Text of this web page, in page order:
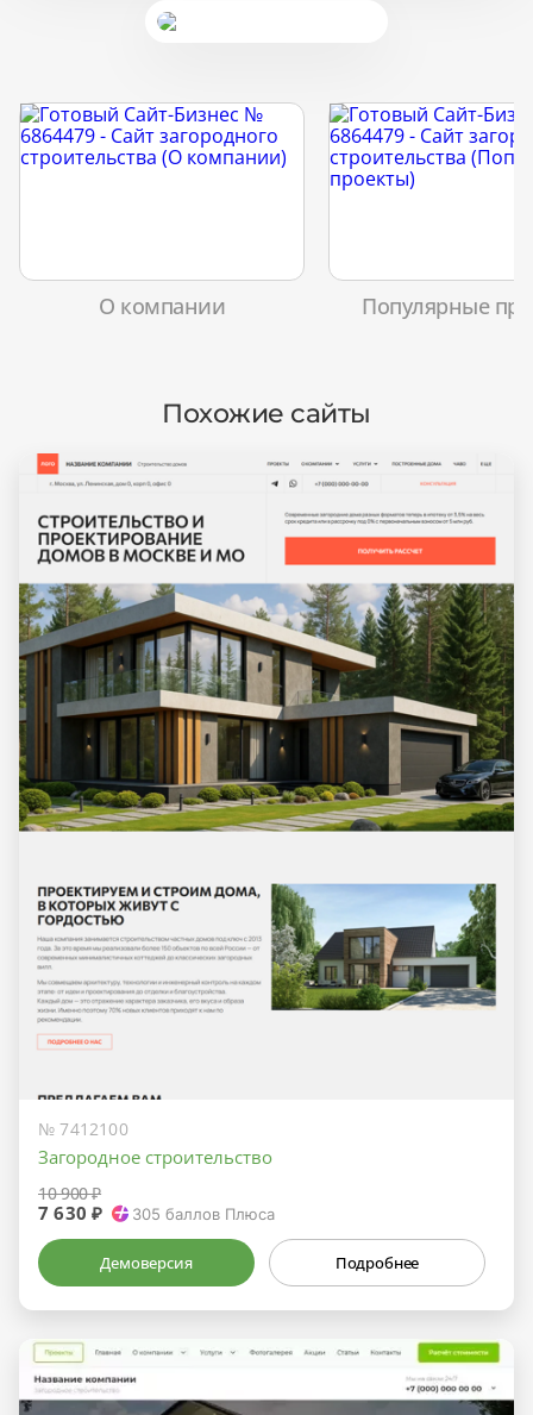
О компании Популярные
Похожие сайты
№ 7412100
Загородное строительство
10 900 ₽
7 630 ₽ 305 баллов Плюса
Демоверсия Подробнее